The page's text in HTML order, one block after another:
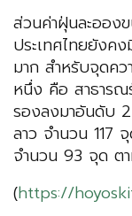
ส่วนค่าฝุ่นละออง
ประเทศไทยยังค
มาก สำหรับจุดค
หนึ่ง คือ สาธารณ
รองลงมาอันดับ 2
ลาว จำนวน 117
จำนวน 93 จุด ต
(https://